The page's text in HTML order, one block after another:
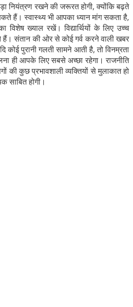
नियंत्रण रखने की जरूरत होगी, क्योंकि बढ़ते
हैं। स्वास्थ्य भी आपका ध्यान मांग सकता है,
विशेष ख्याल रखें। विद्यार्थियों के लिए उच्च
संतान की ओर से कोई गर्व करने वाली खबर
कोई पुरानी गलती सामने आती है, तो विनम्रता
ही आपके लिए सबसे अच्छा रहेगा। राजनीति
की कुछ प्रभावशाली व्यक्तियों से मुलाकात हो
साबित होगी।